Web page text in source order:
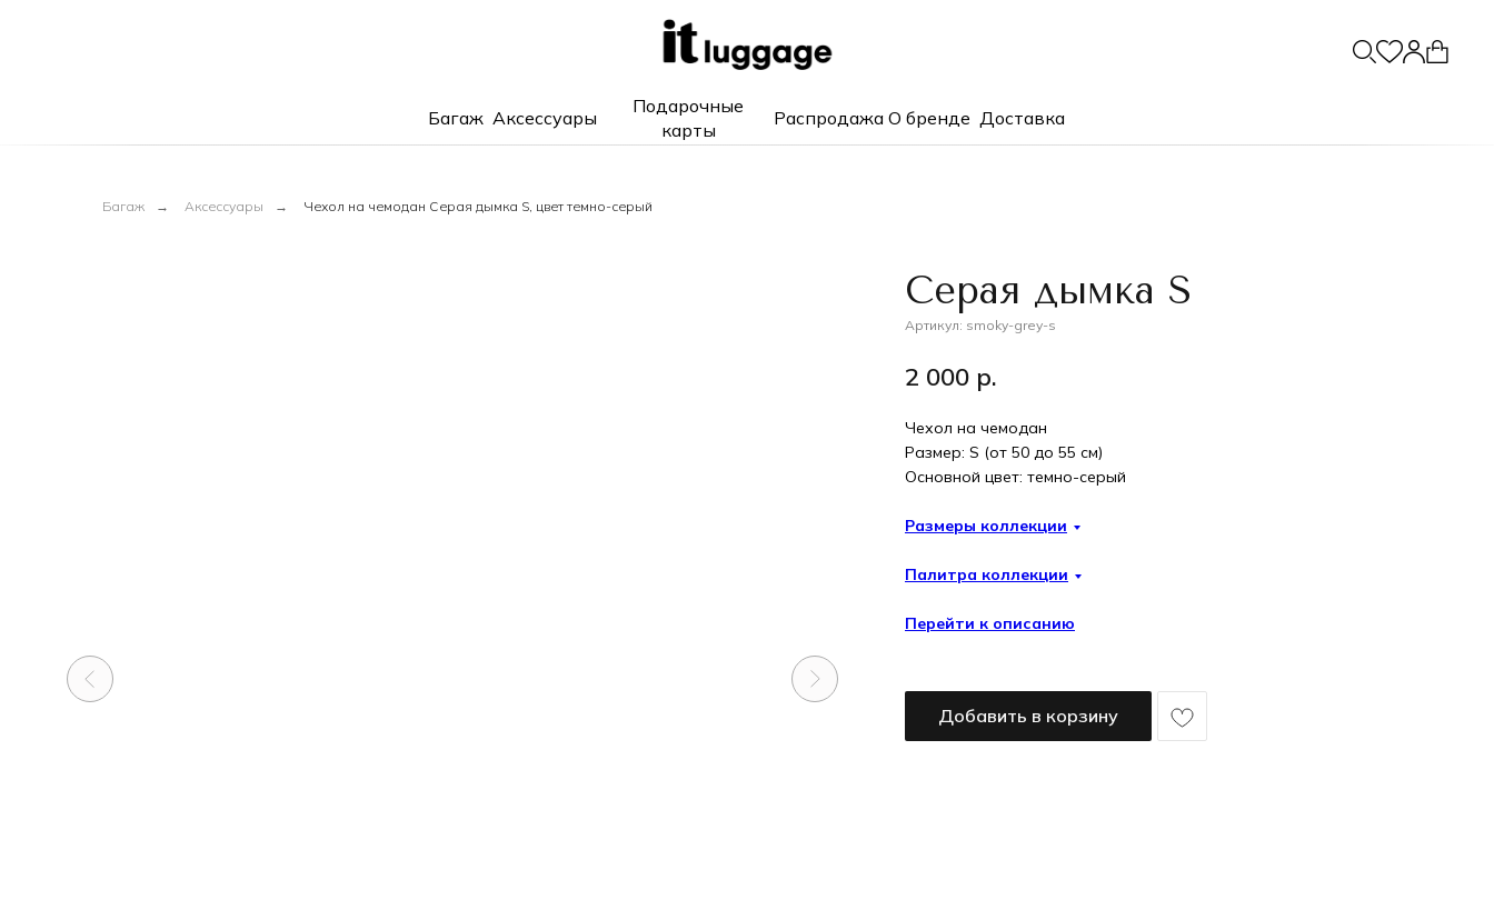
Багаж Аксессуары
Подарочные
карты
Распродажа О бренде Доставка
Багаж → Аксессуары → Чехол на чемодан Серая дымка S, цвет темно-серый
Серая дымка S
Артикул: smoky-grey-s
2 000 р.
Чехол на чемодан
Размер: S (от 50 до 55 см)
Основной цвет: темно-серый
Размеры коллекции
Палитра коллекции
Перейти к описанию
Добавить в корзину